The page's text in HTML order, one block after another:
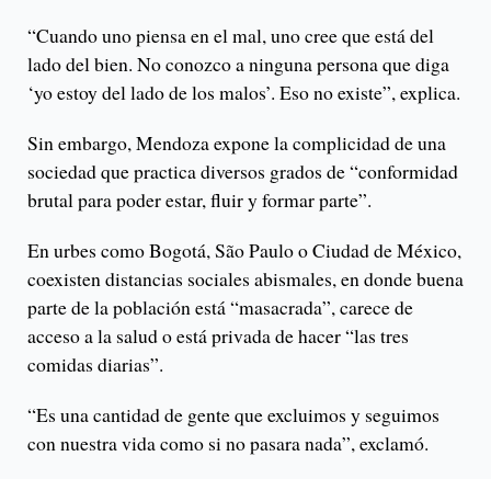
“Cuando uno piensa en el mal, uno cree que está del
lado del bien. No conozco a ninguna persona que diga
‘yo estoy del lado de los malos’. Eso no existe”, explica.
Sin embargo, Mendoza expone la complicidad de una
sociedad que practica diversos grados de “conformidad
brutal para poder estar, fluir y formar parte”.
En urbes como Bogotá, São Paulo o Ciudad de México,
coexisten distancias sociales abismales, en donde buena
parte de la población está “masacrada”, carece de
acceso a la salud o está privada de hacer “las tres
comidas diarias”.
“Es una cantidad de gente que excluimos y seguimos
con nuestra vida como si no pasara nada”, exclamó.